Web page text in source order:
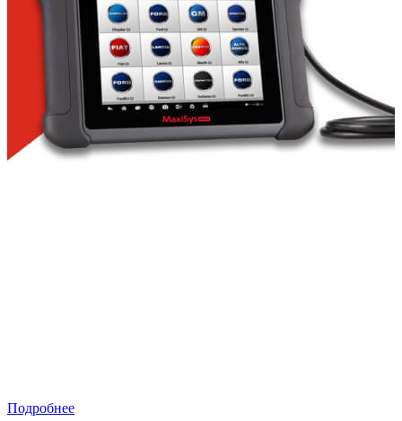
Подробнее